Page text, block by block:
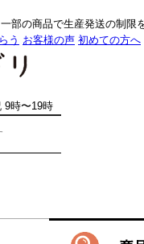
部の商品で生産発送の制限
う お客様の声 初めての方へ
時〜19時